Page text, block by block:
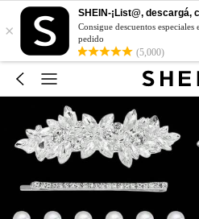
×
SHEIN-¡List@, descargá,
Consigue descuentos
pedido
(5,000)